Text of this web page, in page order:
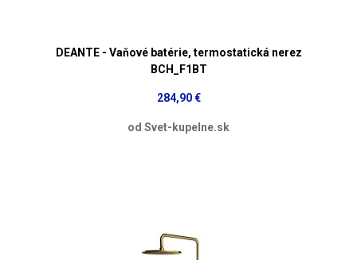
DEANTE - Vaňové batérie, termostatická nerez
BCH_F1BT
284,90 €
od Svet-kupelne.sk